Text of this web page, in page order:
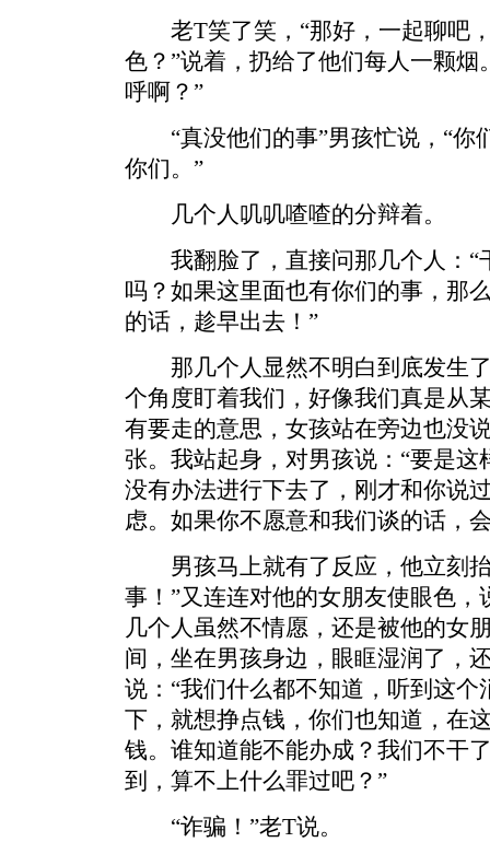
老T笑了笑，“那好，一起聊吧
色？”说着，扔给了他们每人一颗烟
呼啊？”
“真没他们的事”男孩忙说，“你
你们。”
几个人叽叽喳喳的分辩着。
我翻脸了，直接问那几个人：“
吗？如果这里面也有你们的事，那
的话，趁早出去！”
那几个人显然不明白到底发生了
个角度盯着我们，好像我们真是从
有要走的意思，女孩站在旁边也没
张。我站起身，对男孩说：“要是
没有办法进行下去了，刚才和你说
虑。如果你不愿意和我们谈的话，
男孩马上就有了反应，他立刻抬
事！”又连连对他的女朋友使眼色，
几个人虽然不情愿，还是被他的女
间，坐在男孩身边，眼眶湿润了，
说：“我们什么都不知道，听到这
下，就想挣点钱，你们也知道，在
钱。谁知道能不能办成？我们不干
到，算不上什么罪过吧？”
“诈骗！”老T说。